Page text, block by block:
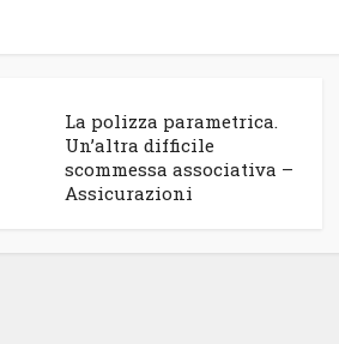
La polizza parametrica.
Un’altra difficile
scommessa associativa –
Assicurazioni